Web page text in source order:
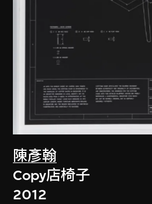
陳彥翰
Copy店椅子
2012